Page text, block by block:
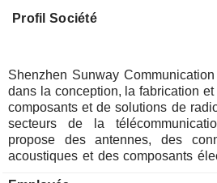
Profil Société
Shenzhen Sunway
dans la conception, la fabrication
composants et de solutions de
secteurs de la
propose des antennes, des
acoustiques et des composants